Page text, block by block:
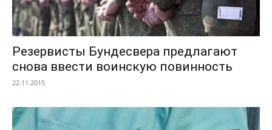
Резервисты Бундесвера предлагают
снова ввести воинскую повинность
22.11.2015